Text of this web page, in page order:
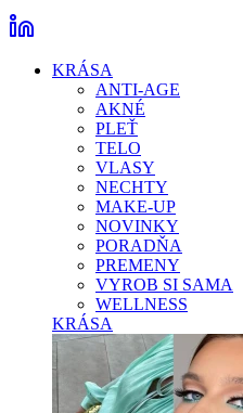
KRÁSA
ANTI-AGE
AKNÉ
PLEŤ
TELO
VLASY
NECHTY
MAKE-UP
NOVINKY
PORADŇA
PREMENY
VYROB SI SAMA
WELLNESS
KRÁSA